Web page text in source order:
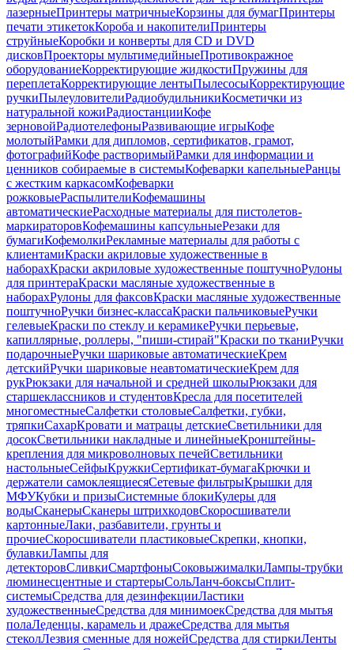
лазерныеПринтеры матричныеКорзины для бумагПринтеры
печати этикетокКороба и накопителиПринтеры
струйныеКоробки и конверты для CD и DVD
дисковПроекторы мультимедийныеПротивокражное
оборудованиеКорректирующие жидкостиПружины для
переплетаКорректирующие лентыПылесосыКорректирующие
ручкиПылеуловителиРадиобудильникиКосметички из
натуральной кожиРадиостанцииКофе
зерновойРадиотелефоныРазвивающие игрыКофе
молотыйРамки для дипломов, сертификатов, грамот,
фотографийКофе растворимыйРамки для информации и
ценников собираемые в системыКофеварки капельныеРанцы
с жестким каркасомКофеварки
рожковыеРаспылителиКофемашины
автоматическиеРасходные материалы для пистолетов-
маркираторовКофемашины капсульныеРезаки для
бумагиКофемолкиРекламные материалы для работы с
клиентамиКраски акриловые художественные в
наборахКраски акриловые художественные поштучноРулоны
для принтераКраски масляные художественные в
наборахРулоны для факсовКраски масляные художественные
поштучноРучки бизнес-классаКраски пальчиковыеРучки
гелевыеКраски по стеклу и керамикеРучки перьевые,
капиллярные, роллеры, "пиши-стирай"Краски по тканиРучки
подарочныеРучки шариковые автоматическиеКрем
детскийРучки шариковые неавтоматическиеКрем для
рукРюкзаки для начальной и средней школыРюкзаки для
старшеклассников и студентовКресла для посетителей
многоместныеСалфетки столовыеСалфетки, губки,
тряпкиСахарКровати и матрацы детскиеСветильники для
досокСветильники накладные и линейныеКронштейны-
крепления для микроволновых печейСветильники
настольныеСейфыКружкиСертификат-бумагаКрючки и
держатели самоклеящиесяСетевые фильтрыКрышки для
МФУКубки и призыСистемные блокиКулеры для
водыСканерыСканеры штрихкодовСкоросшиватели
картонныеЛаки, разбавители, грунты и
прочиеСкоросшиватели пластиковыеСкрепки, кнопки,
булавкиЛампы для
детекторовСливкиСмартфоныСоковыжималкиЛампы-трубки
люминесцентные и стартерыСольЛанч-боксыСплит-
системыСредства для дезинфекцииЛастики
художественныеСредства для минимоекСредства для мытья
полаЛеденцы, карамель и дражеСредства для мытья
стеколЛезвия сменные для ножейСредства для стиркиЛенты